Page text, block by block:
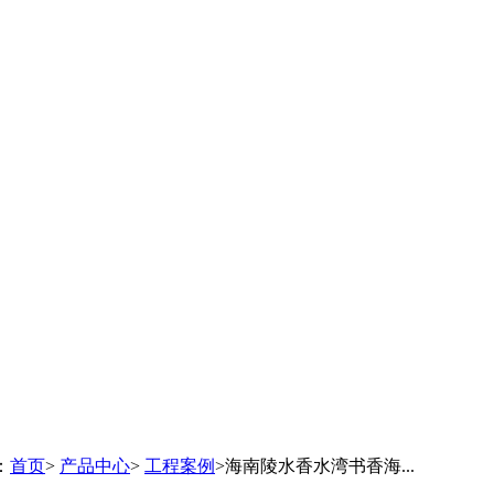
首页> 产品中心> 工程案例>海南陵水香水湾书香海...